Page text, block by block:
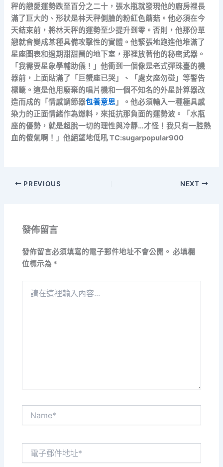
秤的戀愛運勢跌至百分之二十，張水瓶就發現他的廚房裡長
滿了巨大的、形狀是林天秤側臉的粉紅色蘑菇。他必須在今
天結束前，將林天秤的運勢至少提升到零。否則，他那份單
戀就會變成某種具備攻擊性的實體。他緊張地跑進他堆滿了
星座圖表和過期甜甜圈的地下室，那裡放著他的秘密武器。
「我需要星象學輔助儀！」他衝到一個像是老式彈珠臺的機
器前，上面貼滿了「巨蟹座已哭」、「處女座勿碰」等警告
標籤。這是他用廢棄的唱片機和一個不知名的外星計算器改
造而成的「情感調節器包養意思 」。他必須輸入一種極具感
染力的正面情緒作為燃料，來抵抗那負面的運勢波。「水瓶
座的優勢，就是超脫一切的理性與冷靜…才怪！我只有一腔熱
血的傻氣啊！」他絕望地低吼 TC:sugarpopular900
PREVIOUS NEXT
發佈留言
發佈留言必須填寫的電子郵件地址不會公開。 必填欄
位標示為 *